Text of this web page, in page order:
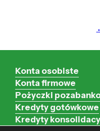
Konta osobiste
Konta firmowe
Pożyczki
Kredyty gotówkowe
Kredyty